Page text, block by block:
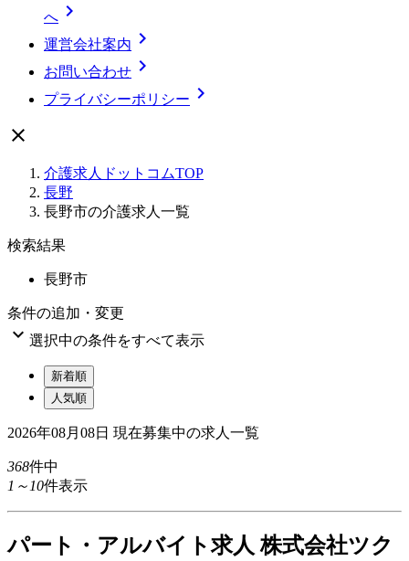
へ 
運営会社案内 
お問い合わせ 
プライバシーポリシー 

介護求人ドットコムTOP
長野
長野市の介護求人一覧
検索結果
長野市
条件の追加・変更
 選択中の条件をすべて表示
新着順
人気順
2026年08月08日 現在募集中の求人一覧
368件中
1～10件表示
パート ・アルバイト求人 株式会社ツク